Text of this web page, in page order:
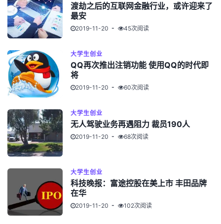
渡劫之后的互联网金融行业，或许迎来了
最安
2019-11-20 45次阅读
大学生创业
QQ再次推出注销功能 使用QQ的时代即
将
2019-11-20 60次阅读
大学生创业
无人驾驶业务再遇阻力 裁员190人
2019-11-20 68次阅读
大学生创业
科技晚报：富途控股在美上市 丰田品牌
在华
2019-11-20 102次阅读